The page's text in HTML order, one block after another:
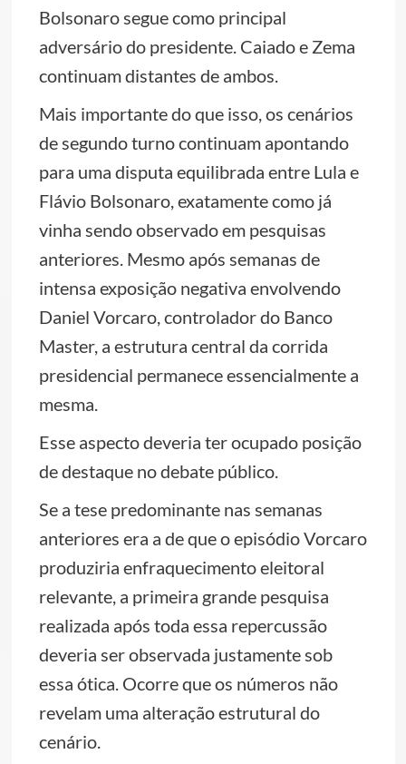
Bolsonaro segue como principal
adversário do presidente. Caiado e Zema
continuam distantes de ambos.
Mais importante do que isso, os cenários
de segundo turno continuam apontando
para uma disputa equilibrada entre Lula e
Flávio Bolsonaro, exatamente como já
vinha sendo observado em pesquisas
anteriores. Mesmo após semanas de
intensa exposição negativa envolvendo
Daniel Vorcaro, controlador do Banco
Master, a estrutura central da corrida
presidencial permanece essencialmente a
mesma.
Esse aspecto deveria ter ocupado posição
de destaque no debate público.
Se a tese predominante nas semanas
anteriores era a de que o episódio Vorcaro
produziria enfraquecimento eleitoral
relevante, a primeira grande pesquisa
realizada após toda essa repercussão
deveria ser observada justamente sob
essa ótica. Ocorre que os números não
revelam uma alteração estrutural do
cenário.